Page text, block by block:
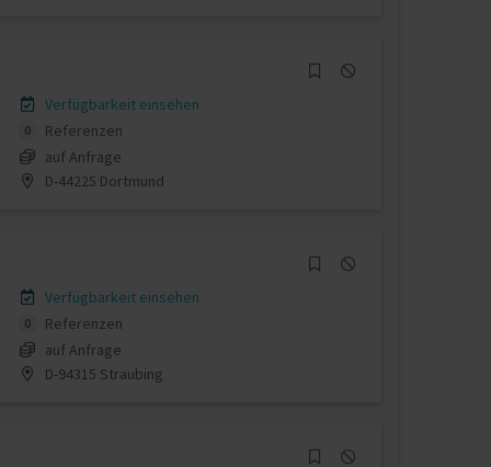
Verfügbarkeit einsehen
0
Referenzen
auf Anfrage
D-44225 Dortmund
Verfügbarkeit einsehen
0
Referenzen
auf Anfrage
D-94315 Straubing